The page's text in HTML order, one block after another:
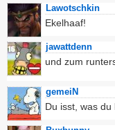
Lawotschkin
Ekelhaaf!
jawattdenn
und zum
gemeiN
Du isst, was du